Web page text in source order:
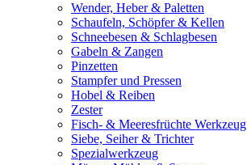
Wender, Heber & Paletten
Schaufeln, Schöpfer & Kellen
Schneebesen & Schlagbesen
Gabeln & Zangen
Pinzetten
Stampfer und Pressen
Hobel & Reiben
Zester
Fisch- & Meeresfrüchte Werkzeug
Siebe, Seiher & Trichter
Spezialwerkzeug